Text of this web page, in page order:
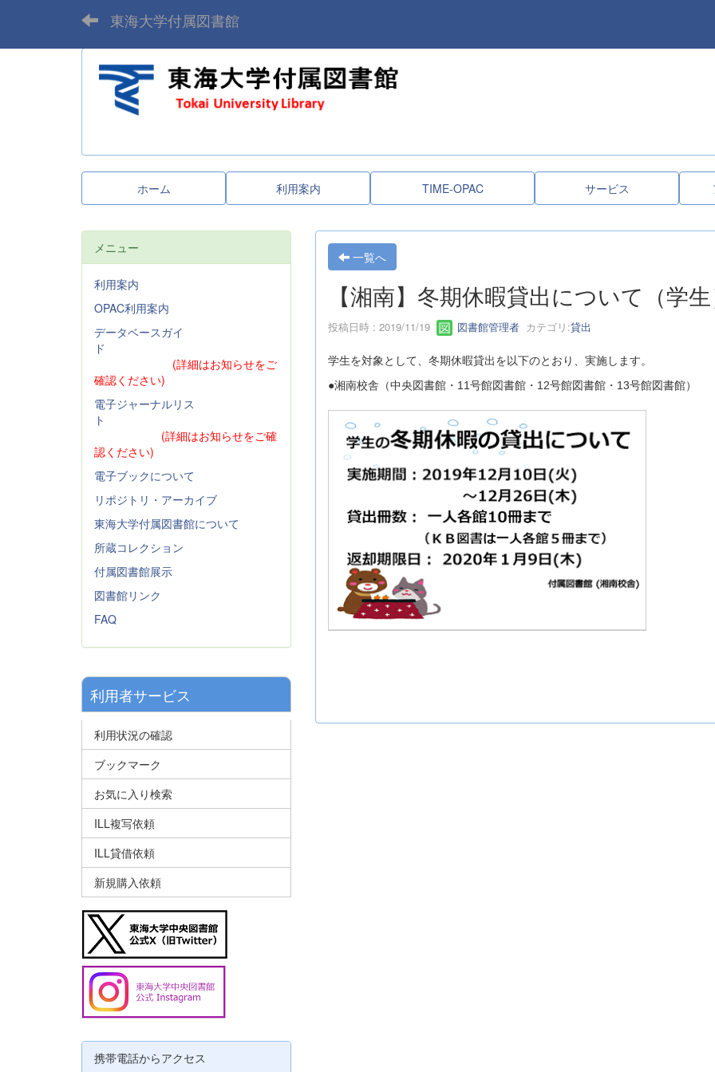
東海大学付属図書館
ホーム 利用案内 TIME-OPAC サービス
一覧へ
【湘南】冬期休暇貸出について（学
投稿日時 : 2019/11/19 図書館管理者カテゴリ:貸出
学生を対象として、冬期休暇貸出を以下のとおり、実施します。
●湘南校舎（中央図書館・11号館図書館・12号館図書館・13号館図書館）
メニュー
利用案内
OPAC利用案内
データベースガイ
ド
(詳細はお知らせをご
確認ください)
電子ジャーナルリス
ト
(詳細はお知らせをご確
認ください)
電子ブックについて
リポジトリ・アーカイブ
東海大学付属図書館について
所蔵コレクション
付属図書館展示
図書館リンク
FAQ
利用者サービス
利用状況の確認
ブックマーク
お気に入り検索
ILL複写依頼
ILL貸借依頼
新規購入依頼
携帯電話からアクセス